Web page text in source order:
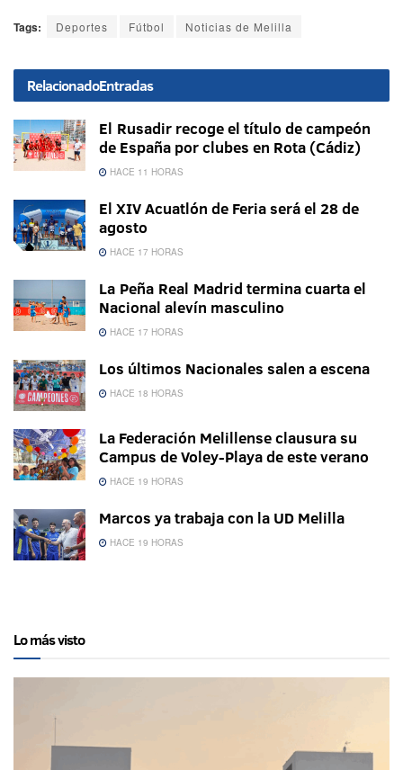
Tags: Deportes Fútbol Noticias de Melilla
RelacionadoEntradas
El Rusadir recoge el título de campeón
de España por clubes en Rota (Cádiz)
HACE 11 HORAS
El XIV Acuatlón de Feria será el 28 de
agosto
HACE 17 HORAS
La Peña Real Madrid termina cuarta el
Nacional alevín masculino
HACE 17 HORAS
Los últimos Nacionales salen a escena
HACE 18 HORAS
La Federación Melillense clausura su
Campus de Voley-Playa de este verano
HACE 19 HORAS
Marcos ya trabaja con la UD Melilla
HACE 19 HORAS
Lo más visto